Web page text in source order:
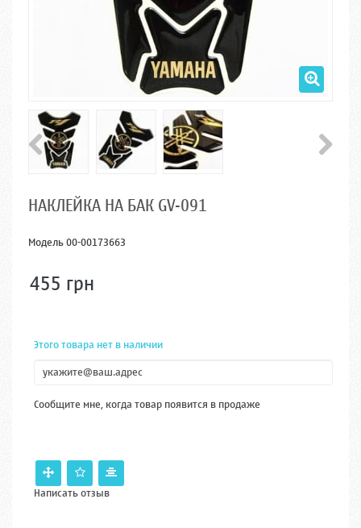
НАКЛЕЙКА НА БАК GV-091
Модель00-00173663
455 грн
Этого товара нет в наличии
Сообщите мне, когда товар появится в продаже
Написать отзыв